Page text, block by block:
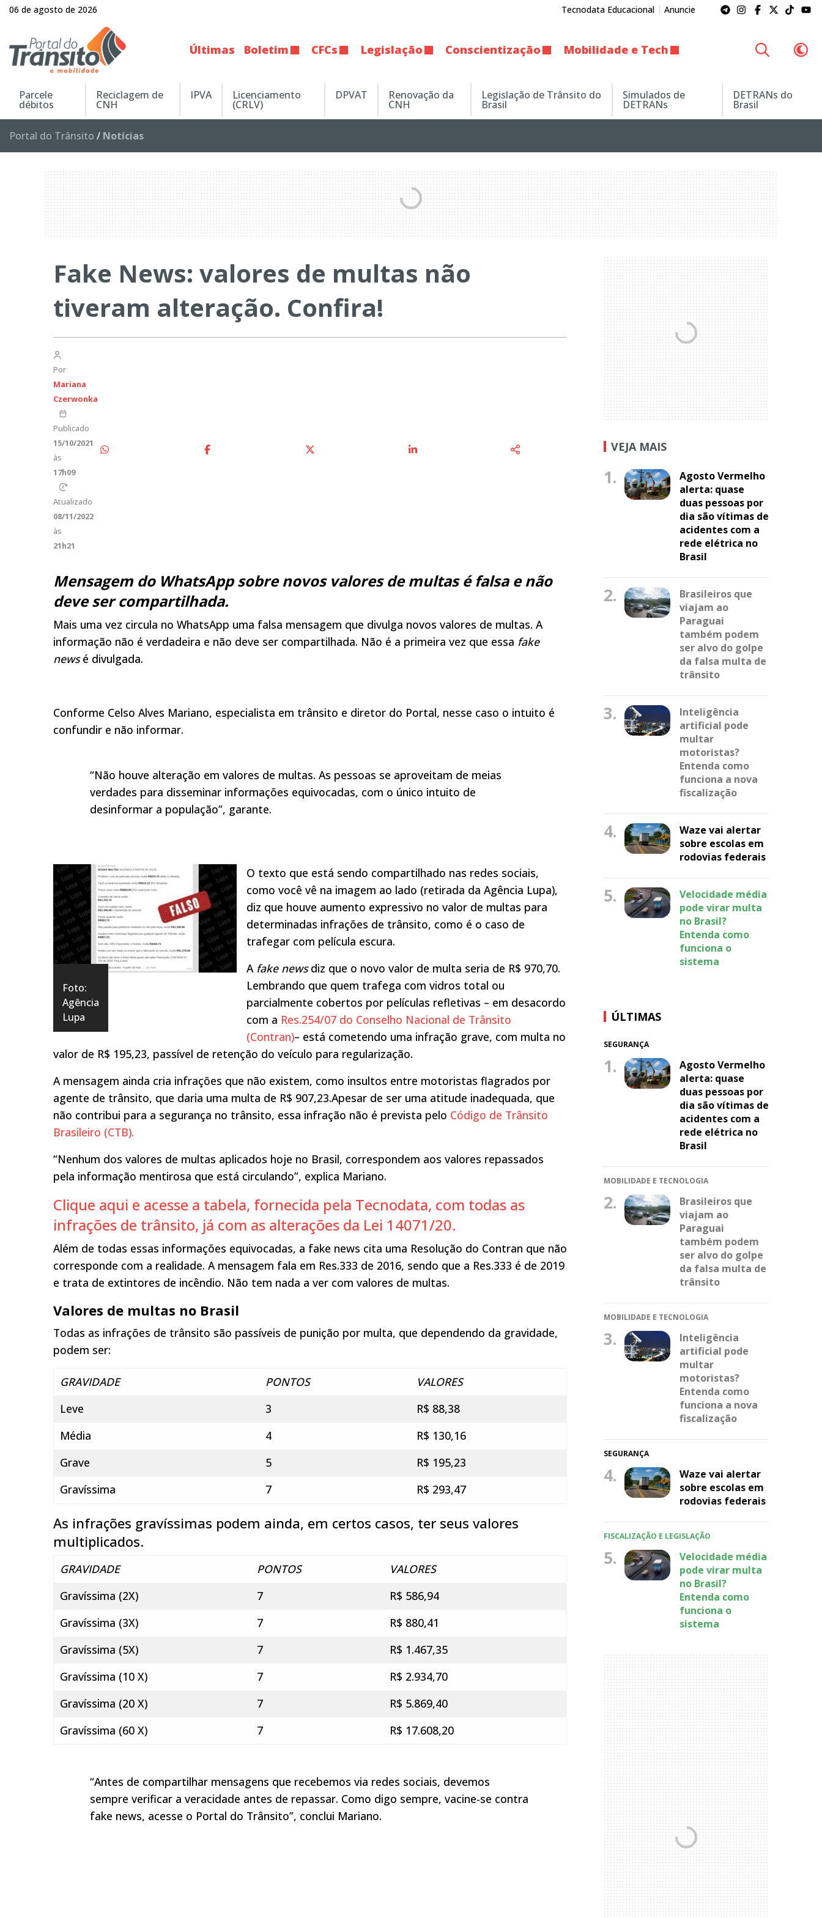
06 de agosto de 2026 Tecnodata Educacional Anuncie
Últimas Boletim CFCs Legislação Conscientização Mobilidade e Tech
Parcele
débitos
Reciclagem de
CNH
IPVA Licenciamento
(CRLV)
DPVAT Renovação da
CNH
Legislação de Trânsito do
Brasil
Simulados de
DETRANs
DETRANs do
Brasil
Portal do Trânsito / Notícias
Fake News: valores de multas não
tiveram alteração. Confira!
Por
Mariana
Czerwonka
Publicado
15/10/2021
às
17h09
Atualizado
08/11/2022
às
21h21
Mensagem do WhatsApp sobre novos valores de multas é falsa e não
deve ser compartilhada.
Mais uma vez circula no WhatsApp uma falsa mensagem que divulga novos valores de multas. A
informação não é verdadeira e não deve ser compartilhada. Não é a primeira vez que essa fake
newsé divulgada.
Conforme Celso Alves Mariano, especialista em trânsito e diretor do Portal, nesse caso o intuito é
confundir e não informar.
“Não houve alteração em valores de multas. As pessoas se aproveitam de meias
verdades para disseminar informações equivocadas, com o único intuito de
desinformar a população”, garante.
Foto:
Agência
Lupa
O texto que está sendo compartilhado nas redes sociais,
como você vê na imagem ao lado (retirada da Agência Lupa),
diz que houve aumento expressivo no valor de multas para
determinadas infrações de trânsito, como é o caso de
trafegar com película escura.
A fake newsdiz que o novo valor de multa seria de R$ 970,70.
Lembrando que quem trafega com vidros total ou
parcialmente cobertos por películas refletivas – em desacordo
com a Res.254/07 do Conselho Nacional de Trânsito
(Contran)– está cometendo uma infração grave, com multa no
valor de R$ 195,23, passível de retenção do veículo para regularização.
A mensagem ainda cria infrações que não existem, como insultos entre motoristas flagrados por
agente de trânsito, que daria uma multa de R$ 907,23.Apesar de ser uma atitude inadequada, que
não contribui para a segurança no trânsito, essa infração não é prevista pelo Código de Trânsito
Brasileiro (CTB).
“Nenhum dos valores de multas aplicados hoje no Brasil, correspondem aos valores repassados
pela informação mentirosa que está circulando”, explica Mariano.
Clique aqui e acesse a tabela, fornecida pela Tecnodata, com todas as
infrações de trânsito, já com as alterações da Lei 14071/20.
Além de todas essas informações equivocadas, a fake news cita uma Resolução do Contran que não
corresponde com a realidade. A mensagem fala em Res.333 de 2016, sendo que a Res.333 é de 2019
e trata de extintores de incêndio. Não tem nada a ver com valores de multas.
Valores de multas no Brasil
Todas as infrações de trânsito são passíveis de punição por multa, que dependendo da gravidade,
podem ser:
GRAVIDADE PONTOS
VALORES
Leve
3
R$ 88,38
Média
4
R$ 130,16
Grave
5
R$ 195,23
Gravíssima
7 R$ 293,47
As infrações gravíssimas podem ainda, em certos casos, ter seus valores
multiplicados.
GRAVIDADE PONTOS
VALORES
Gravíssima (2X)
7
R$ 586,94
Gravíssima (3X)
7
R$ 880,41
Gravíssima (5X)
7
R$ 1.467,35
Gravíssima (10 X)
7
R$ 2.934,70
Gravíssima (20 X)
7
R$ 5.869,40
Gravíssima (60 X)
7 R$ 17.608,20
“Antes de compartilhar mensagens que recebemos via redes sociais, devemos
sempre verificar a veracidade antes de repassar. Como digo sempre, vacine-se contra
fake news, acesse o Portal do Trânsito”, conclui Mariano.
VEJA MAIS
1.
Agosto Vermelho
alerta: quase
duas pessoas por
dia são vítimas de
acidentes com a
rede elétrica no
Brasil
2.
Brasileiros que
viajam ao
Paraguai
também podem
ser alvo do golpe
da falsa multa de
trânsito
3.
Inteligência
artificial pode
multar
motoristas?
Entenda como
funciona a nova
fiscalização
4.
Waze vai alertar
sobre escolas em
rodovias federais
5.
Velocidade média
pode virar multa
no Brasil?
Entenda como
funciona o
sistema
ÚLTIMAS
SEGURANÇA
1.
Agosto Vermelho
alerta: quase
duas pessoas por
dia são vítimas de
acidentes com a
rede elétrica no
Brasil
MOBILIDADE E TECNOLOGIA
2.
Brasileiros que
viajam ao
Paraguai
também podem
ser alvo do golpe
da falsa multa de
trânsito
MOBILIDADE E TECNOLOGIA
3.
Inteligência
artificial pode
multar
motoristas?
Entenda como
funciona a nova
fiscalização
SEGURANÇA
4.
Waze vai alertar
sobre escolas em
rodovias federais
FISCALIZAÇÃO E LEGISLAÇÃO
5.
Velocidade média
pode virar multa
no Brasil?
Entenda como
funciona o
sistema